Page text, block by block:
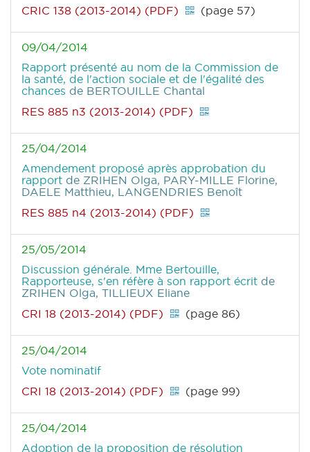
CRIC 138 (2013-2014) (PDF)
(page 57)
09/04/2014
Rapport présenté au nom de la Commission de
la santé, de l'action sociale et de l'égalité des
chances de BERTOUILLE Chantal
RES 885 n3 (2013-2014) (PDF)
25/04/2014
Amendement proposé après approbation du
rapport de ZRIHEN Olga, PARY-MILLE Florine,
DAELE Matthieu, LANGENDRIES Benoît
RES 885 n4 (2013-2014) (PDF)
25/05/2014
Discussion générale. Mme Bertouille,
Rapporteuse, s'en réfère à son rapport écrit de
ZRIHEN Olga, TILLIEUX Eliane
CRI 18 (2013-2014) (PDF)
(page 86)
25/04/2014
Vote nominatif
CRI 18 (2013-2014) (PDF)
(page 99)
25/04/2014
Adoption de la proposition de résolution